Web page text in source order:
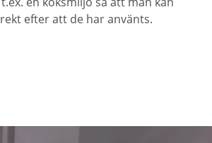
efter att de har använts.